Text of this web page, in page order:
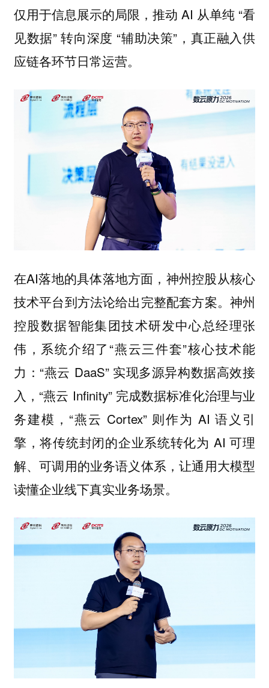
仅用于信息展示的局限，推动 AI 从单纯 “看
见数据” 转向深度 “辅助决策”，真正融入供
应链各环节日常运营。
在AI落地的具体落地方面，神州控股从核心
技术平台到方法论给出完整配套方案。神州
控股数据智能集团技术研发中心总经理张
伟，系统介绍了“燕云三件套”核心技术能
力：“燕云 DaaS” 实现多源异构数据高效接
入，“燕云 Infinity” 完成数据标准化治理与业
务建模，“燕云 Cortex” 则作为 AI 语义引
擎，将传统封闭的企业系统转化为 AI 可理
解、可调用的业务语义体系，让通用大模型
读懂企业线下真实业务场景。